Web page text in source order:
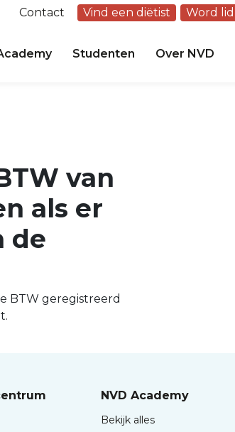
Contact Vind een diëtist Word lid
Studenten Over NVD
van
als er
de
BTW geregistreerd
NVD Academy
Bekijk alles